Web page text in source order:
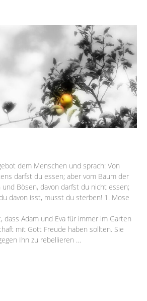
dem Menschen und sprach: Von
darfst du essen; aber vom Baum der
Bösen, davon darfst du nicht essen;
davon isst, musst du sterben! 1. Mose
dass Adam und Eva für immer im Garten
mit Gott Freude haben sollten. Sie
Ihn zu rebellieren …